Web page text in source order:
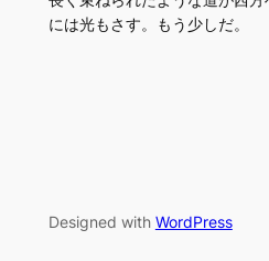
には光もさす。もう少しだ。
Designed with WordPress